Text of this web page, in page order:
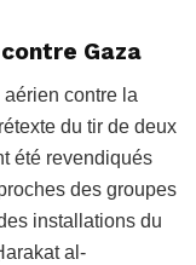
Gaza
aérien contre la
du tir de deux
été revendiqués
des groupes
installations du
al-